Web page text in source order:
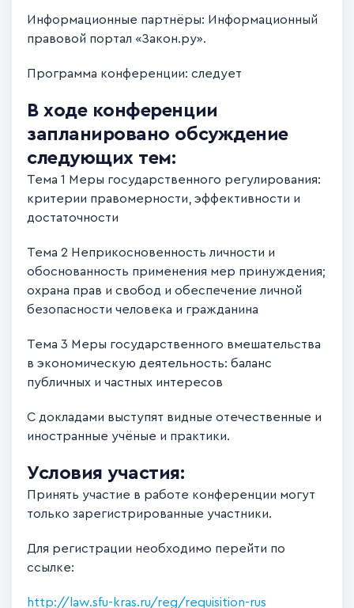
Информационные партнёры: Информационный
правовой портал «Закон.ру».
Программа конференции: следует
В ходе конференции
запланировано обсуждение
следующих тем:
Тема 1 Меры государственного регулирования:
критерии правомерности, эффективности и
достаточности
Тема 2 Неприкосновенность личности и
обоснованность применения мер принуждения;
охрана прав и свобод и обеспечение личной
безопасности человека и гражданина
Тема 3 Меры государственного вмешательства
в экономическую деятельность: баланс
публичных и частных интересов
С докладами выступят видные отечественные и
иностранные учёные и практики.
Условия участия:
Принять участие в работе конференции могут
только зарегистрированные участники.
Для регистрации необходимо перейти по
ссылке:
http://law.sfu-kras.ru/reg/requisition-rus